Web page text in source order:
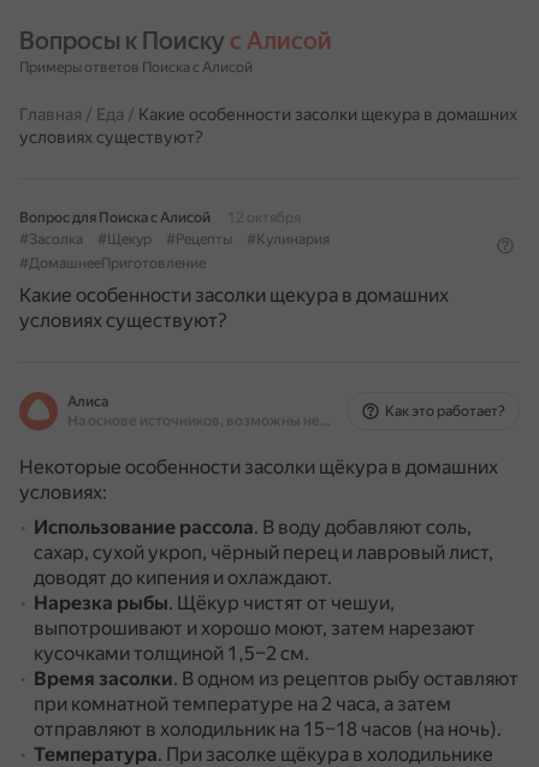
Вопросы к Поиску с Алисой
Примеры ответов Поиска с Алисой
Главная / Еда / Какие особенности засолки щекура в домашних
условиях существуют?
Вопрос для Поиска с Алисой
12 октября
#Засолка
#Щекур #Рецепты
#Кулинария
#ДомашнееПриготовление
Какие особенности засолки щекура в домашних
условиях существуют?
Алиса
На основе источников, возможны неточности
Как это работает?
Некоторые особенности засолки щёкура в домашних
условиях:
Использование рассола. В воду добавляют соль,
сахар, сухой укроп, чёрный перец и лавровый лист,
доводят до кипения и охлаждают.
Нарезка рыбы. Щёкур чистят от чешуи,
выпотрошивают и хорошо моют, затем нарезают
кусочками толщиной 1,5–2 см.
Время засолки. В одном из рецептов рыбу оставляют
при комнатной температуре на 2 часа, а затем
отправляют в холодильник на 15–18 часов (на ночь).
Температура. При засолке щёкура в холодильнике